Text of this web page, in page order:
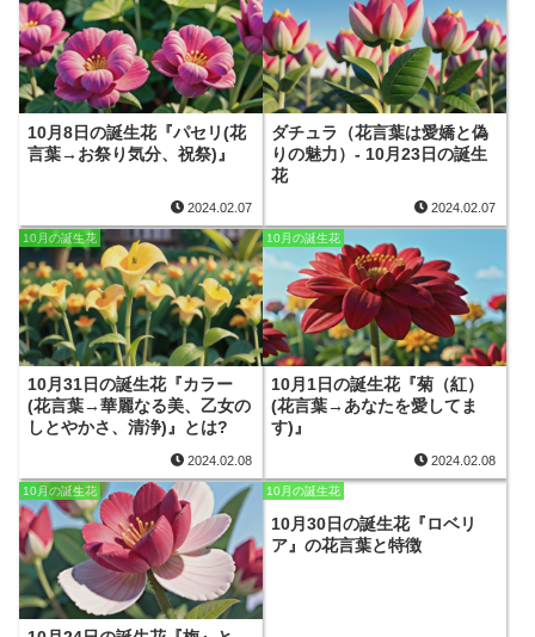
10月8日の誕生花『パセリ(花
言葉→お祭り気分、祝祭)』
2024.02.07
ダチュラ（花言葉は愛嬌と偽
りの魅力）- 10月23日の誕生
花
2024.02.07
10月の誕生花
10月31日の誕生花『カラー
(花言葉→華麗なる美、乙女の
しとやかさ、清浄)』とは?
2024.02.08
10月の誕生花
10月1日の誕生花『菊（紅）
(花言葉→あなたを愛してま
す)』
2024.02.08
10月の誕生花 10月の誕生花
10月30日の誕生花『ロベリ
ア』の花言葉と特徴